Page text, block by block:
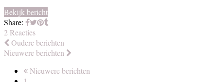
Bekijk bericht
Share:
2 Reacties
Oudere berichten
Nieuwere berichten
Nieuwere berichten